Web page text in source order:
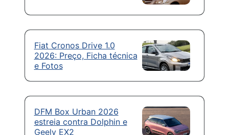
Fiat Cronos Drive 1.0
2026: Preço, Ficha técnica
e Fotos
DFM Box Urban 2026
estreia contra Dolphin e
Geely EX2